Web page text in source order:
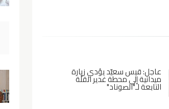
عاجل: قيس سعيّد يؤدي زيارة
ميدانية إلى محطة غدير القلّة
التابعة لـ"الصوناد"